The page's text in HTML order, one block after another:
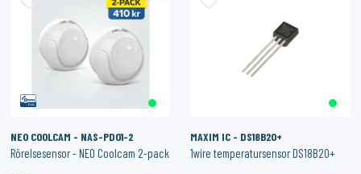
NEO COOLCAM - NAS-PD01-2
Rörelsesensor - NEO Coolcam 2-pack
MAXIM IC - DS18B20+
1wire temperatursensor DS18B20+